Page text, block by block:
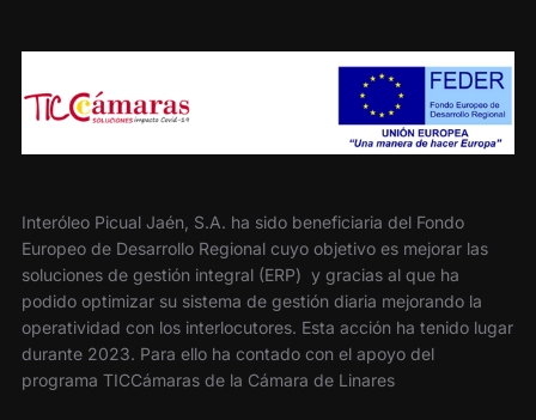
Interóleo Picual Jaén, S.A. ha sido beneficiaria del Fondo
Europeo de Desarrollo Regional cuyo objetivo es mejorar las
soluciones de gestión integral (ERP) y gracias al que ha
podido optimizar su sistema de gestión diaria mejorando la
operatividad con los interlocutores. Esta acción ha tenido lugar
durante 2023. Para ello ha contado con el apoyo del
programa TICCámaras de la Cámara de Linares